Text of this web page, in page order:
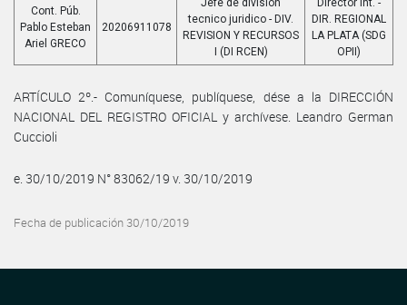
Cont. Púb.
Pablo Esteban
Ariel GRECO
20206911078
tecnico juridico - DIV.
REVISION Y RECURSOS
I (DI RCEN)
DIR. REGIONAL
LA PLATA (SDG
OPII)
ARTÍCULO 2º.- Comuníquese, publíquese, dése a la DIRECCIÓN
NACIONAL DEL REGISTRO OFICIAL y archívese. Leandro German
Cuccioli
e. 30/10/2019 N° 83062/19 v. 30/10/2019
Fecha de publicación 30/10/2019